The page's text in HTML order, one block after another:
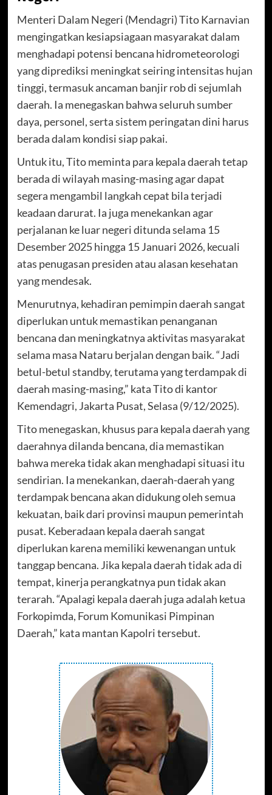
Menteri Dalam Negeri (Mendagri) Tito Karnavian
mengingatkan kesiapsiagaan masyarakat dalam
menghadapi potensi bencana hidrometeorologi
yang diprediksi meningkat seiring intensitas hujan
tinggi, termasuk ancaman banjir rob di sejumlah
daerah. Ia menegaskan bahwa seluruh sumber
daya, personel, serta sistem peringatan dini harus
berada dalam kondisi siap pakai.
Untuk itu, Tito meminta para kepala daerah tetap
berada di wilayah masing-masing agar dapat
segera mengambil langkah cepat bila terjadi
keadaan darurat. Ia juga menekankan agar
perjalanan ke luar negeri ditunda selama 15
Desember 2025 hingga 15 Januari 2026, kecuali
atas penugasan presiden atau alasan kesehatan
yang mendesak.
Menurutnya, kehadiran pemimpin daerah sangat
diperlukan untuk memastikan penanganan
bencana dan meningkatnya aktivitas masyarakat
selama masa Nataru berjalan dengan baik. “Jadi
betul-betul standby, terutama yang terdampak di
daerah masing-masing,” kata Tito di kantor
Kemendagri, Jakarta Pusat, Selasa (9/12/2025).
Tito menegaskan, khusus para kepala daerah yang
daerahnya dilanda bencana, dia memastikan
bahwa mereka tidak akan menghadapi situasi itu
sendirian. Ia menekankan, daerah-daerah yang
terdampak bencana akan didukung oleh semua
kekuatan, baik dari provinsi maupun pemerintah
pusat. Keberadaan kepala daerah sangat
diperlukan karena memiliki kewenangan untuk
tanggap bencana. Jika kepala daerah tidak ada di
tempat, kinerja perangkatnya pun tidak akan
terarah. “Apalagi kepala daerah juga adalah ketua
Forkopimda, Forum Komunikasi Pimpinan
Daerah,” kata mantan Kapolri tersebut.